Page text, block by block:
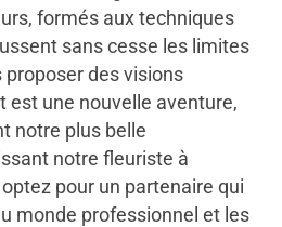
formés aux techniques
sans cesse les limites
proposer des visions
est une nouvelle aventure,
notre plus belle
notre fleuriste à
pour un partenaire qui
monde professionnel et les